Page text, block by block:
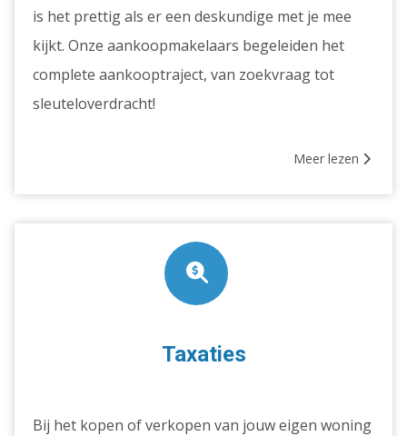
is het prettig als er een deskundige met je mee
kijkt. Onze aankoopmakelaars begeleiden het
complete aankooptraject, van zoekvraag tot
sleuteloverdracht!
Meer lezen
Taxaties
Bij het kopen of verkopen van jouw eigen woning